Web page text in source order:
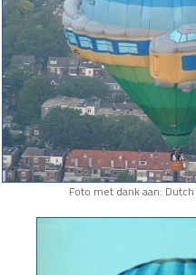
Foto met dank aan: